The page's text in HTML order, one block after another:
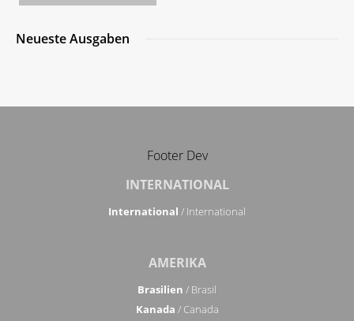
Neueste Ausgaben
Footer Dev
INTERNATIONAL
International / International
AMERIKA
Brasilien / Brasil
Kanada / Canada